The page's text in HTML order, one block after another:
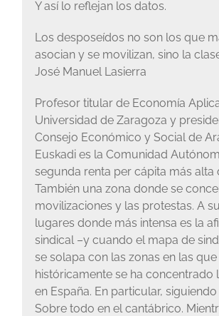
Y así lo reflejan los datos.
Los desposeídos no son los que
asocian y se movilizan, sino la
José Manuel Lasierra
Profesor titular de Economía
Universidad de Zaragoza y
Consejo Económico y Social de
Euskadi es la Comunidad
segunda renta per cápita más alta
También una zona donde se
movilizaciones y las protestas. A
lugares donde más intensa es la
sindical –y cuando el mapa de
se solapa con las zonas en las que
históricamente se ha concentrado
en España. En particular,
Sobre todo en el cantábrico.